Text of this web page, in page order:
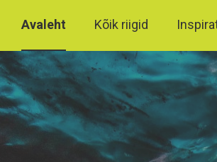
Avaleht Kõik riigid